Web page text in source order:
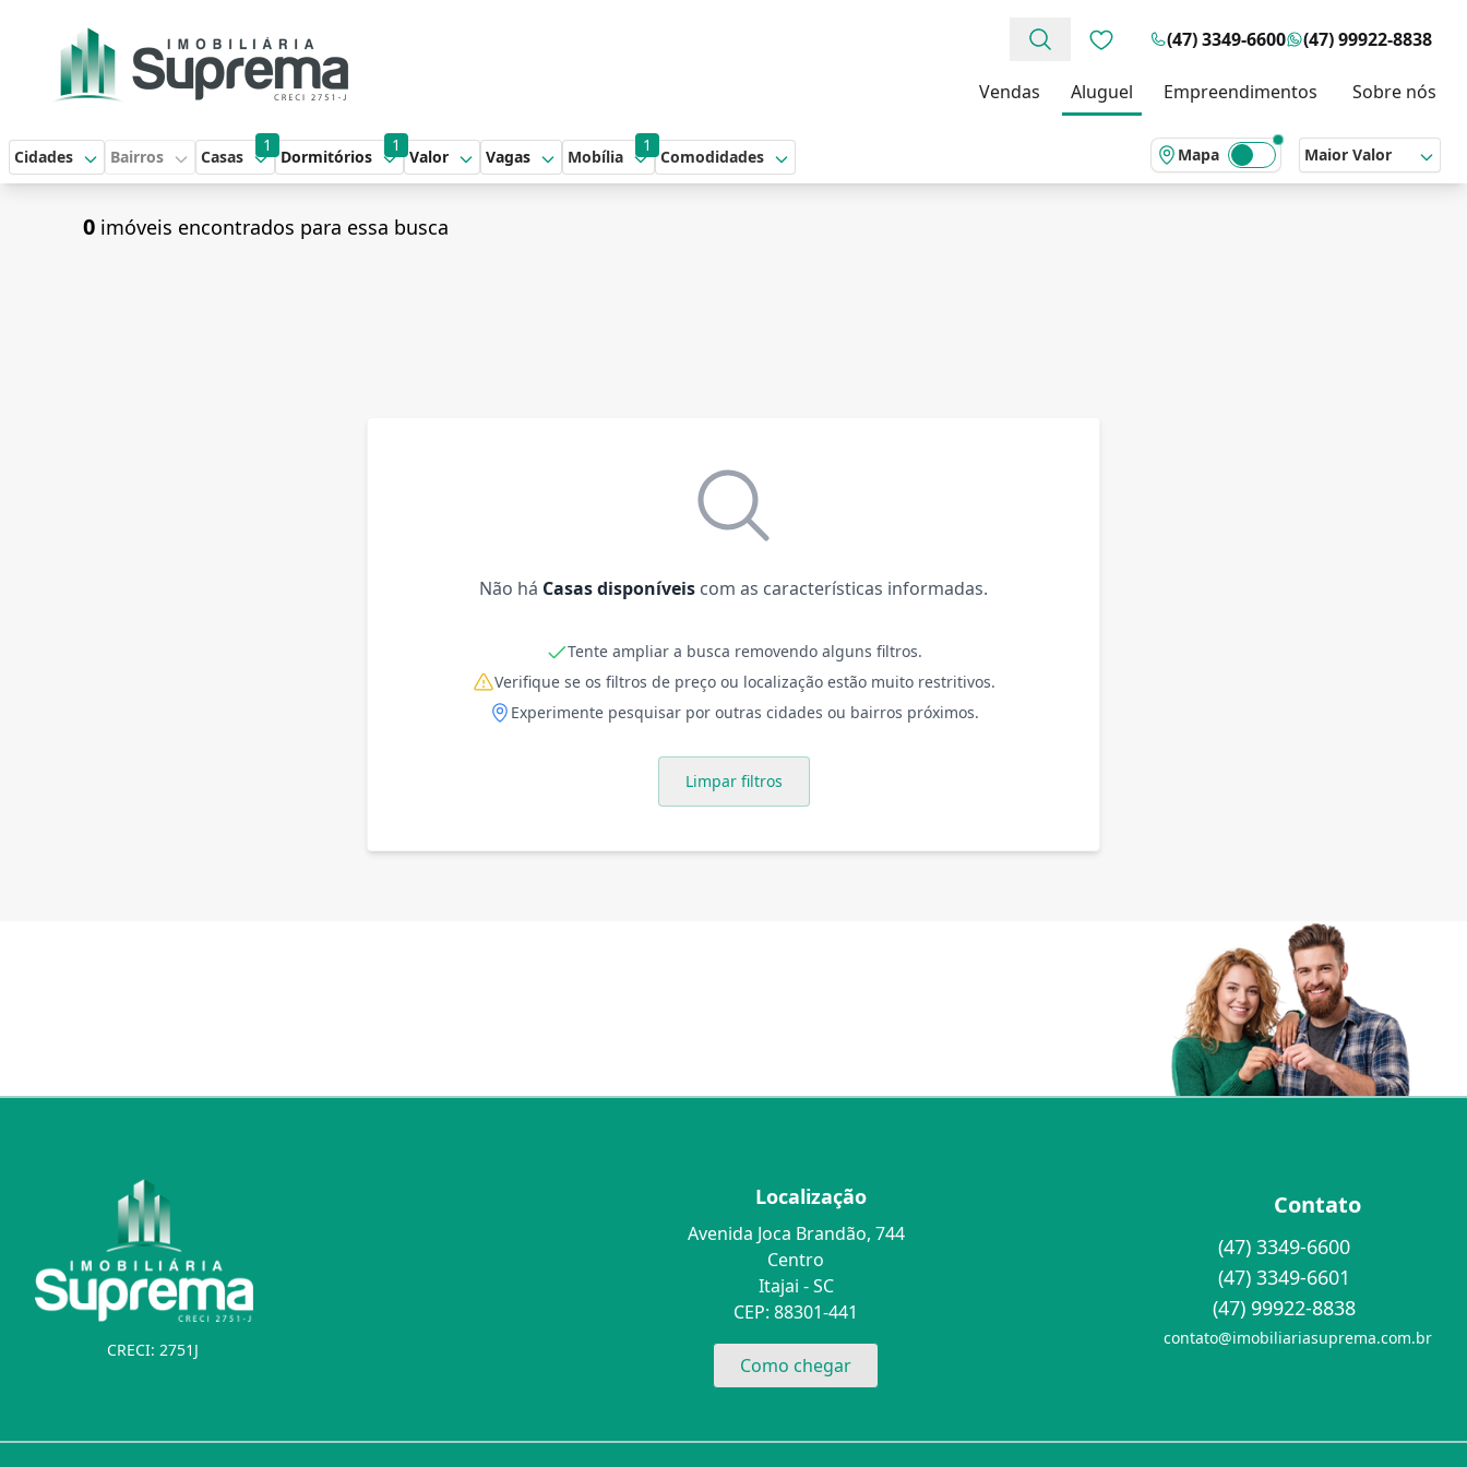
Favoritos (0 itens)
(47) 3349-6600 (47) 99922-8838
Vendas Aluguel Empreendimentos Sobre nós
Cidades Bairros
1
Casas
1
Dormitórios Valor Vagas
1
Mobília Comodidades Mapa Maior Valor
0 imóveis encontrados para essa busca
Não há Casas disponíveis com as características informadas.
Tente ampliar a busca removendo alguns filtros.
Verifique se os filtros de preço ou localização estão muito restritivos.
Experimente pesquisar por outras cidades ou bairros próximos.
Limpar filtros
CRECI: 2751J
Localização
Avenida Joca Brandão, 744
Centro
Itajai - SC
CEP: 88301-441
Como chegar
Contato
(47) 3349-6600
(47) 3349-6601
(47) 99922-8838
contato@imobiliariasuprema.com.br